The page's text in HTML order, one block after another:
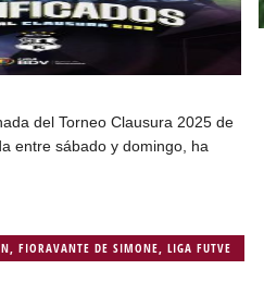
del Torneo Clausura 2025 de
entre sábado y domingo, ha
,FIORAVANTE DE SIMONE ,LIGA FUTVE